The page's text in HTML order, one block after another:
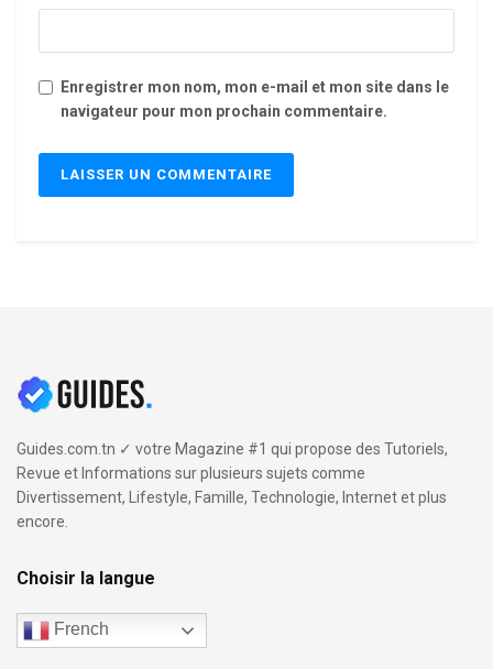
Enregistrer mon nom, mon e-mail et mon site dans le
navigateur pour mon prochain commentaire.
Guides.com.tn ✓ votre Magazine #1 qui propose des Tutoriels,
Revue et Informations sur plusieurs sujets comme
Divertissement, Lifestyle, Famille, Technologie, Internet et plus
encore.
Choisir la langue
French